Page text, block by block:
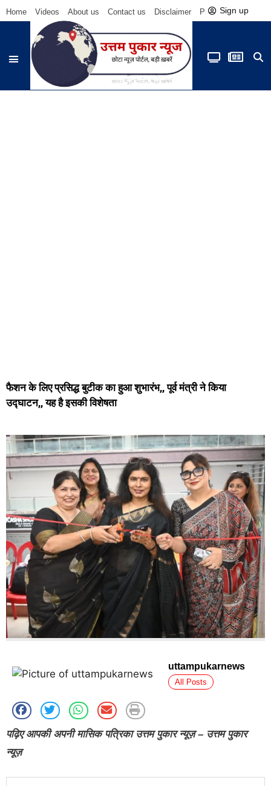
Home Videos About us Contact us Disclaimer Privacy Policy
Sign up
फैशन के लिए प्रसिद्ध बुटीक का हुआ शुभारंभ,, पूर्व मंत्री ने किया
उद्घाटन,, यह है इसकी विशेषता
uttampukarnews
All Posts
पढ़िए आपकी अपनी मासिक पत्रिका उत्तम पुकार न्यूज़ – उत्तम पुकार
न्यूज़